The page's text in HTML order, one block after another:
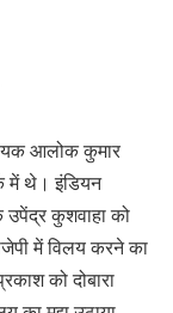
आलोक कुमार
में थे। इंडियन
उपेंद्र कुशवाहा को
में विलय करने का
को दोबारा